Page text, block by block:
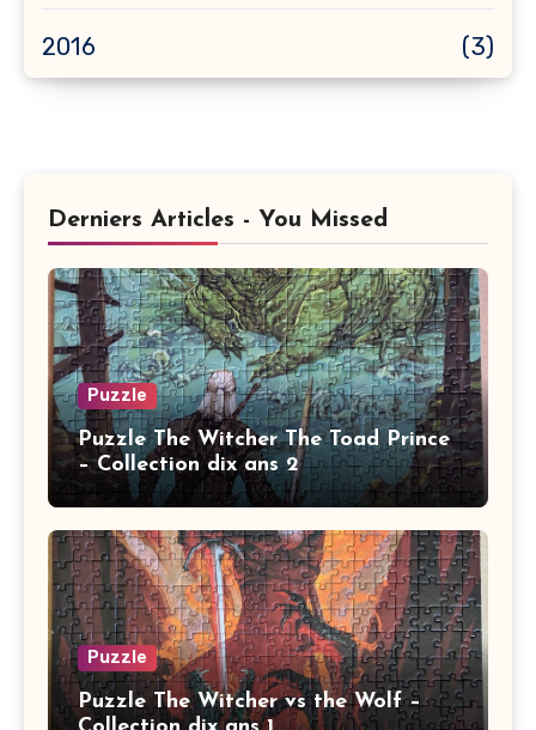
2016 (3)
Derniers Articles - You Missed
Puzzle
Puzzle The Witcher The Toad Prince
– Collection dix ans 2
Puzzle
Puzzle The Witcher vs the Wolf –